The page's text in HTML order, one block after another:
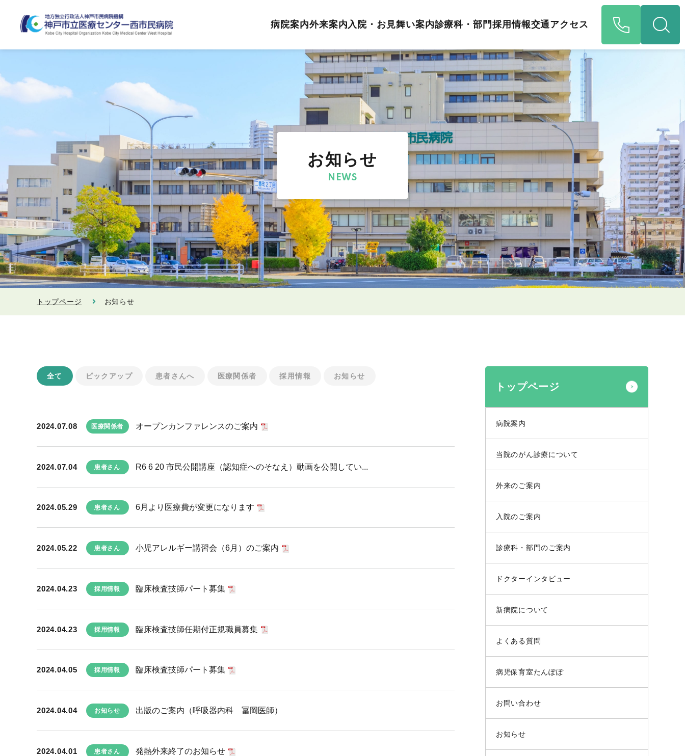
病院案内外来案内入院・お見舞い案内診療科・部門 採用情報交通アクセス
お知らせ
NEWS
トップページ お知らせ
全て ピックアップ 患者さんへ 医療関係者 採用情報 お知らせ
2024.07.08 医療関係者 オープンカンファレンスのご案内
2024.07.04 患者さん R6 6 20 市民公開講座（認知症へのそなえ）動画を公開してい...
2024.05.29 患者さん 6月より医療費が変更になります
2024.05.22 患者さん 小児アレルギー講習会（6月）のご案内
2024.04.23 採用情報 臨床検査技師パート募集
2024.04.23 採用情報 臨床検査技師任期付正規職員募集
2024.04.05 採用情報 臨床検査技師パート募集
2024.04.04 お知らせ 出版のご案内（呼吸器内科 冨岡医師）
2024.04.01 患者さん 発熱外来終了のお知らせ
トップページ
病院案内
当院のがん診療について
外来のご案内
入院のご案内
診療科・部門のご案内
ドクターインタビュー
新病院について
よくある質問
病児保育室たんぽぽ
お問い合わせ
お知らせ